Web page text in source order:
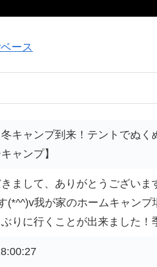
ース
冬キャンプ到来！テントでぬく
ャンプ】
まして、ありがとうございま
(*^^)v我が家のホームキャン
りに行くことが出来ました！